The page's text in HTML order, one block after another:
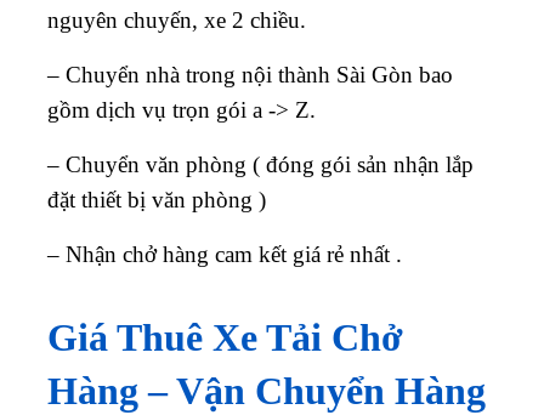
nguyên chuyến, xe 2 chiều.
– Chuyển nhà trong nội thành Sài Gòn bao
gồm dịch vụ trọn gói a -> Z.
– Chuyển văn phòng ( đóng gói sản nhận lắp
đặt thiết bị văn phòng )
– Nhận chở hàng cam kết giá rẻ nhất .
Giá Thuê Xe Tải Chở
Hàng – Vận Chuyển Hàng